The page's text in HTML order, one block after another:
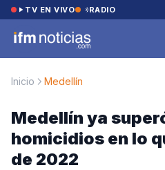
Saltar al contenido
TV EN VIVO RADIO
Inicio Medellín
Medellín ya
homicidios en lo
de 2022